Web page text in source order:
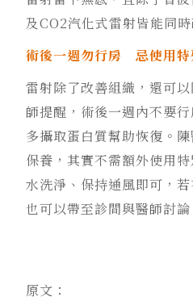
及CO2汽化式雷射皆能同
術後一週勿行房 忌使用特
雷射除了改善組織，還可
師提醒，術後一週內不要
多攝取蛋白質幫助恢復。
保養，其實不需額外使用
水洗淨、保持通風即可，
也可以帶至診間與醫師討
原文：